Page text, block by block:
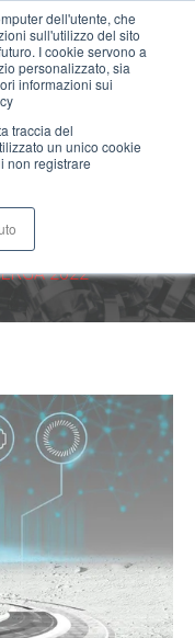
dell'utente, che
sull'utilizzo del sito
I cookie servono a
personalizzato, sia
informazioni sui
traccia del
un unico cookie
non registrare
MENU
2022
2022